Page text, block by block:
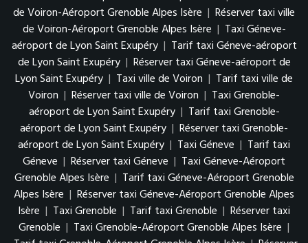
de Voiron-Aéroport Grenoble Alpes Isère | Réserver taxi ville
de Voiron-Aéroport Grenoble Alpes Isère | Taxi Géneve-
aéroport de Lyon Saint Exupéry | Tarif taxi Géneve-aéroport
de Lyon Saint Exupéry | Réserver taxi Géneve-aéroport de
Lyon Saint Exupéry | Taxi ville de Voiron | Tarif taxi ville de
Voiron | Réserver taxi ville de Voiron | Taxi Grenoble-
aéroport de Lyon Saint Exupéry | Tarif taxi Grenoble-
aéroport de Lyon Saint Exupéry | Réserver taxi Grenoble-
aéroport de Lyon Saint Exupéry | Taxi Géneve | Tarif taxi
Géneve | Réserver taxi Géneve | Taxi Géneve-Aéroport
Grenoble Alpes Isère | Tarif taxi Géneve-Aéroport Grenoble
Alpes Isère | Réserver taxi Géneve-Aéroport Grenoble Alpes
Isère | Taxi Grenoble | Tarif taxi Grenoble | Réserver taxi
Grenoble | Taxi Grenoble-Aéroport Grenoble Alpes Isère |